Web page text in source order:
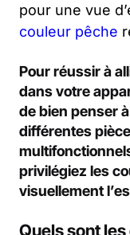
pour une vue
couleur pêche
Pour réussir à
dans votre
de bien penser
différentes
privilégiez les
visuellement
Quels sont